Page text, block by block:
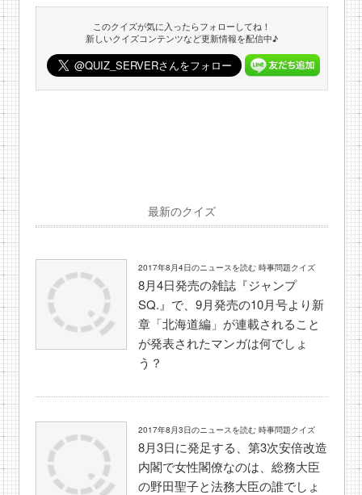
このクイズが気に入ったらフォローしてね！
新しいクイズコンテンツなど更新情報を配信中♪
最新のクイズ
2017年8月4日のニュースを読む 時事問題クイズ
8月4日発売の雑誌『ジャンプ
SQ.』で、9月発売の10月号より新
章「北海道編」が連載されること
が発表されたマンガは何でしょ
う？
2017年8月3日のニュースを読む 時事問題クイズ
8月3日に発足する、第3次安倍改造
内閣で女性閣僚なのは、総務大臣
の野田聖子と法務大臣の誰でしょ